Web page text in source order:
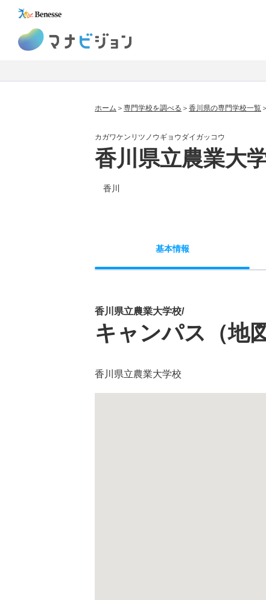
ホーム 専門学校を調べる 香川県の専門学校一覧
カガワケンリツノウギョウダイガッコウ
香川県立農業大
香川
基本情報
香川県立農業大学校/
キャンパス（地
香川県立農業大学校